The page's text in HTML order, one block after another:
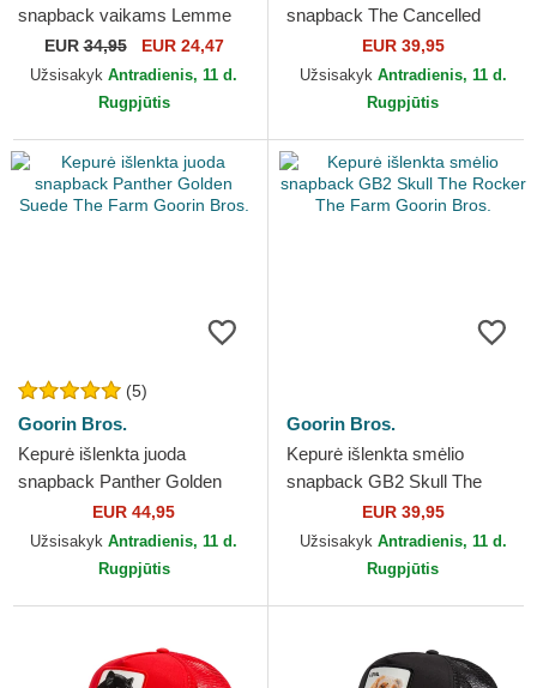
snapback vaikams Lemme
Cook Mini The Farm Goorin
Bros.
EUR34,95 EUR 24,47
Užsisakyk Antradienis, 11 d.
Rugpjūtis
snapback The Cancelled
Skull Grit The Farm Goorin
Bros.
EUR 39,95
Užsisakyk Antradienis, 11 d.
Rugpjūtis
(5)
Goorin Bros.
Kepurė išlenkta juoda
snapback Panther Golden
Suede The Farm Goorin
Bros.
EUR 44,95
Užsisakyk Antradienis, 11 d.
Rugpjūtis
Goorin Bros.
Kepurė išlenkta smėlio
snapback GB2 Skull The
Rocker The Farm Goorin
Bros.
EUR 39,95
Užsisakyk Antradienis, 11 d.
Rugpjūtis